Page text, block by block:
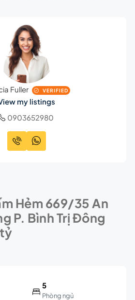
Fuller VERIFIED
my listings
0903652980
Hẻm 669/35 An
P. Bình Trị Đông
5
Phòng ngủ